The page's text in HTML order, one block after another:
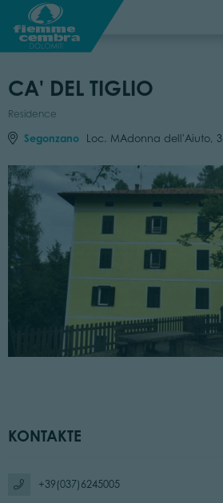
CA' DEL TIGLIO
Residence
Segonzano Loc. MAdonna dell'Aiuto, 3
KONTAKTE
+39(037)6245005